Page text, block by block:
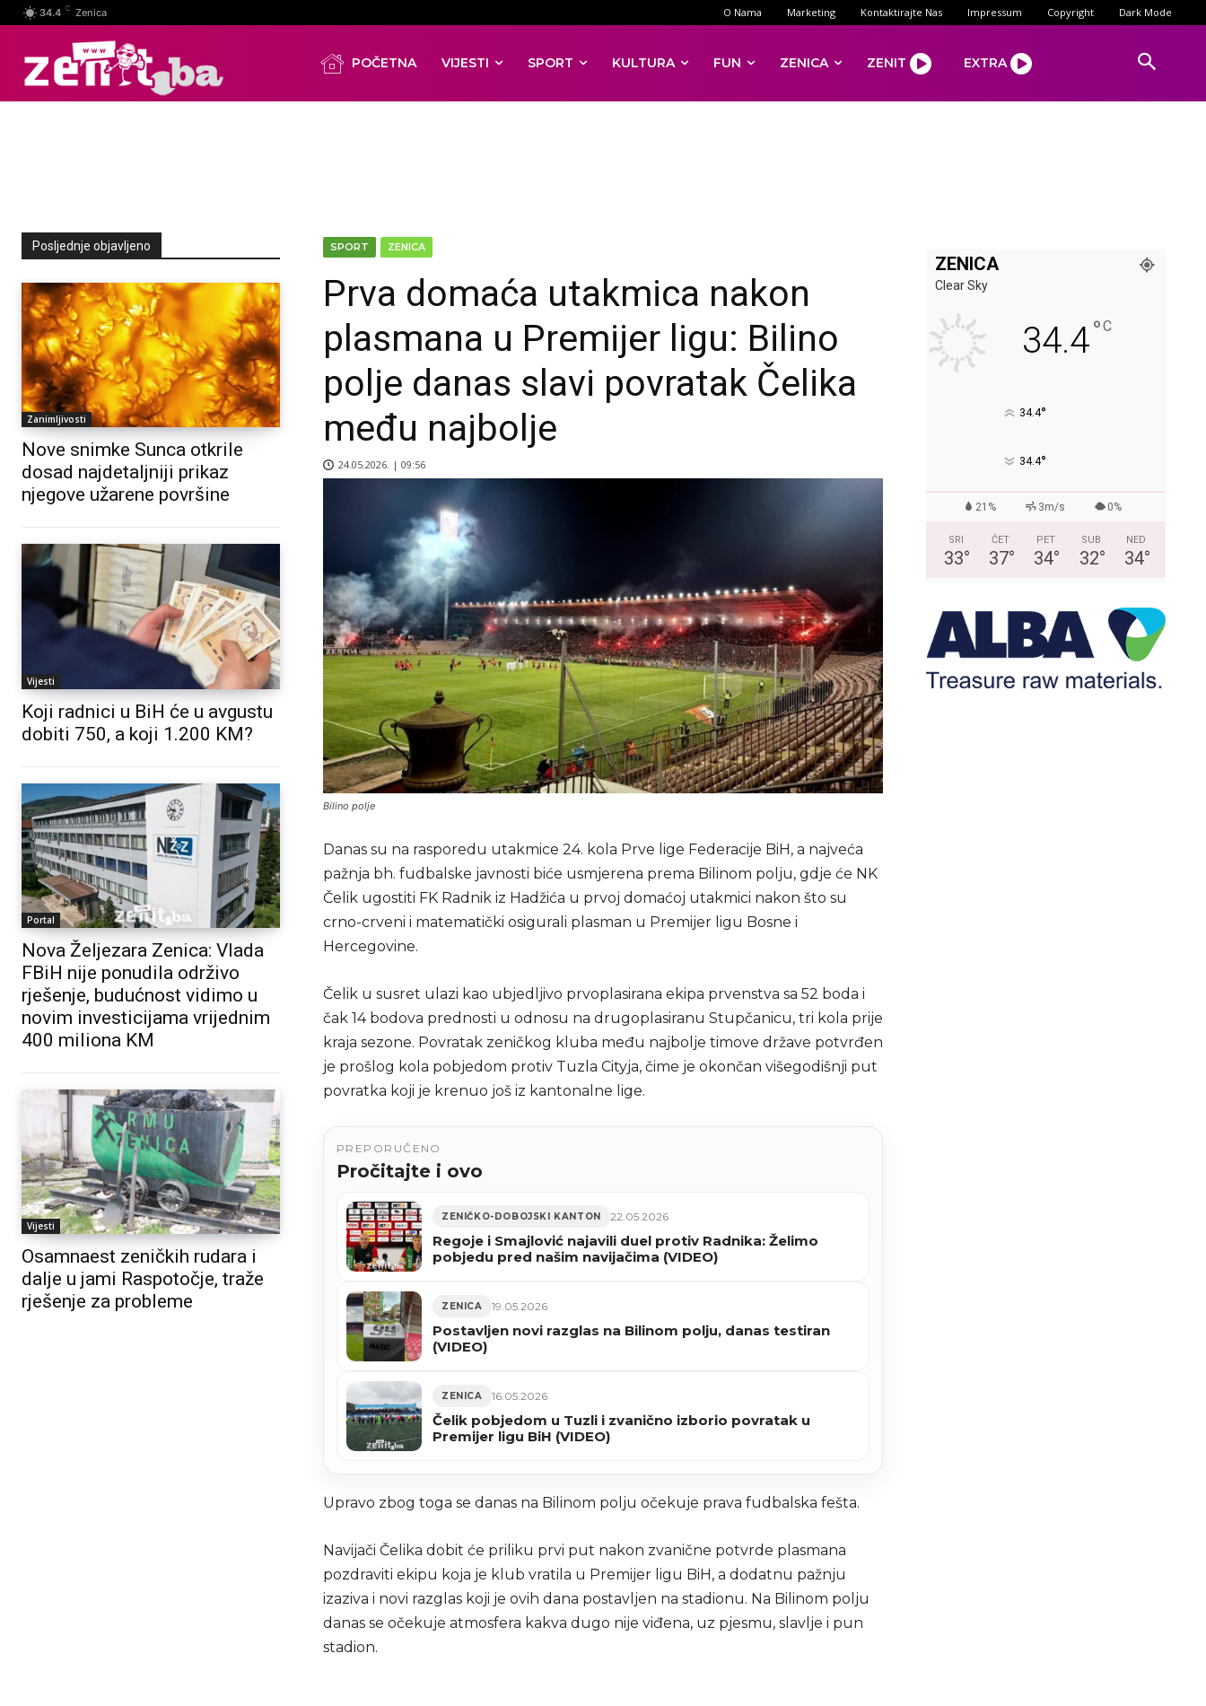
34.4 C Zenica O Nama Marketing Kontaktirajte Nas Impressum Copyright Dark Mode
POČETNA VIJESTI SPORT KULTURA FUN ZENICA ZENIT EXTRA
Posljednje objavljeno
Zanimljivosti
Nove snimke Sunca otkrile
dosad najdetaljniji prikaz
njegove užarene površine
Vijesti
Koji radnici u BiH će u avgustu
dobiti 750, a koji 1.200 KM?
Portal
Nova Željezara Zenica: Vlada
FBiH nije ponudila održivo
rješenje, budućnost vidimo u
novim investicijama vrijednim
400 miliona KM
Vijesti
Osamnaest zeničkih rudara i
dalje u jami Raspotočje, traže
rješenje za probleme
SPORT ZENICA
Prva domaća utakmica nakon
plasmana u Premijer ligu: Bilino
polje danas slavi povratak Čelika
među najbolje
24.05.2026. | 09:56
Bilino polje
Danas su na rasporedu utakmice 24. kola Prve lige Federacije BiH, a najveća
pažnja bh. fudbalske javnosti biće usmjerena prema Bilinom polju, gdje će NK
Čelik ugostiti FK Radnik iz Hadžića u prvoj domaćoj utakmici nakon što su
crno-crveni i matematički osigurali plasman u Premijer ligu Bosne i
Hercegovine.
Čelik u susret ulazi kao ubjedljivo prvoplasirana ekipa prvenstva sa 52 boda i
čak 14 bodova prednosti u odnosu na drugoplasiranu Stupčanicu, tri kola prije
kraja sezone. Povratak zeničkog kluba među najbolje timove države potvrđen
je prošlog kola pobjedom protiv Tuzla Cityja, čime je okončan višegodišnji put
povratka koji je krenuo još iz kantonalne lige.
PREPORUČENO
Pročitajte i ovo
ZENIČKO-DOBOJSKI KANTON 22.05.2026
Regoje i Smajlović najavili duel protiv Radnika: Želimo
pobjedu pred našim navijačima (VIDEO)
ZENICA 19.05.2026
Postavljen novi razglas na Bilinom polju, danas testiran
(VIDEO)
ZENICA 16.05.2026
Čelik pobjedom u Tuzli i zvanično izborio povratak u
Premijer ligu BiH (VIDEO)
Upravo zbog toga se danas na Bilinom polju očekuje prava fudbalska fešta.
Navijači Čelika dobit će priliku prvi put nakon zvanične potvrde plasmana
pozdraviti ekipu koja je klub vratila u Premijer ligu BiH, a dodatnu pažnju
izaziva i novi razglas koji je ovih dana postavljen na stadionu. Na Bilinom polju
danas se očekuje atmosfera kakva dugo nije viđena, uz pjesmu, slavlje i pun
stadion.
ZENICA
Clear Sky
34.4°C
34.4°
34.4°
21% 3m/s 0%
SRI
33°
ČET
37°
PET
34°
SUB
32°
NED
34°